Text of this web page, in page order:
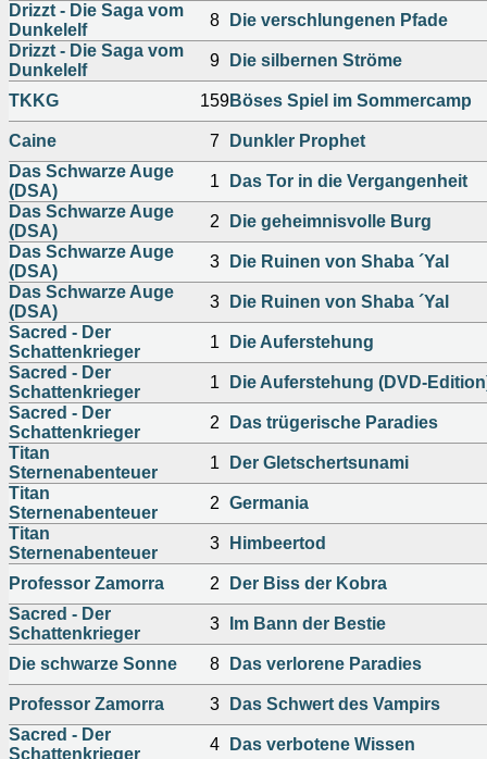
Drizzt - Die Saga vom
Dunkelelf
8
Die verschlungenen Pfade
Drizzt - Die Saga vom
Dunkelelf
9 Die silbernen Ströme
TKKG 159Böses Spiel im Sommercamp
Caine 7
Dunkler Prophet
Das Schwarze Auge
(DSA)
1
Das Tor in die Vergangenheit
Das Schwarze Auge
(DSA)
2
Die geheimnisvolle Burg
Das Schwarze Auge
(DSA)
3
Die Ruinen von Shaba ´Yal
Das Schwarze Auge
(DSA)
3
Die Ruinen von Shaba ´Yal
Sacred - Der
Schattenkrieger
1
Die Auferstehung
Sacred - Der
Schattenkrieger
1
Die Auferstehung (DVD-
Sacred - Der
Schattenkrieger
2
Das trügerische Paradies
Titan
Sternenabenteuer
1
Der Gletschertsunami
Titan
Sternenabenteuer
2 Germania
Titan
Sternenabenteuer
3 Himbeertod
Professor Zamorra 2
Der Biss der Kobra
Sacred - Der
Schattenkrieger
3 Im Bann der Bestie
Die schwarze Sonne 8 Das verlorene Paradies
Professor Zamorra 3
Das Schwert des Vampirs
Sacred - Der
Schattenkrieger
4
Das verbotene Wissen